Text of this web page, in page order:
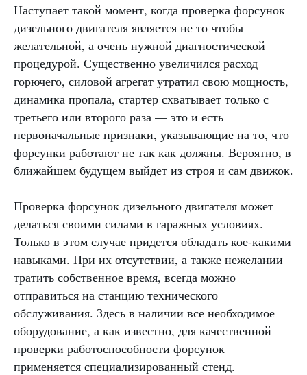
Наступает такой момент, когда проверка форсунок
дизельного двигателя является не то чтобы
желательной, а очень нужной диагностической
процедурой. Существенно увеличился расход
горючего, силовой агрегат утратил свою мощность,
динамика пропала, стартер схватывает только с
третьего или второго раза — это и есть
первоначальные признаки, указывающие на то, что
форсунки работают не так как должны. Вероятно, в
ближайшем будущем выйдет из строя и сам движок.
Проверка форсунок дизельного двигателя может
делаться своими силами в гаражных условиях.
Только в этом случае придется обладать кое-какими
навыками. При их отсутствии, а также нежелании
тратить собственное время, всегда можно
отправиться на станцию технического
обслуживания. Здесь в наличии все необходимое
оборудование, а как известно, для качественной
проверки работоспособности форсунок
применяется специализированный стенд.